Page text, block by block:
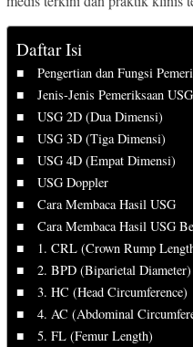
Daftar Isi
Pengertian dan Fungsi
Jenis-Jenis Pemeriksaan USG
USG 2D (Dua Dimensi)
USG 3D (Tiga Dimensi)
USG 4D (Empat Dimensi)
USG Doppler
Cara Membaca Hasil USG
Cara Membaca Hasil USG
1. CRL (Crown Rump
2. BPD (Biparietal Diameter)
3. HC (Head Circumference)
4. AC (Abdominal
5. FL (Femur Length)